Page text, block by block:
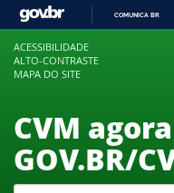
COMUNICA BR
ACESSIBILIDADE
ALTO-CONTRASTE
MAPA DO SITE
CVM
GOV.BR/